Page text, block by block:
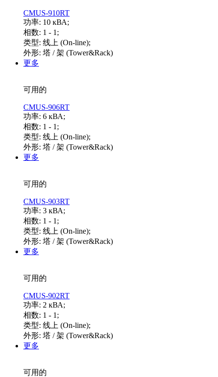
CMUS-910RT
功率: 10 кВА;
相数: 1 - 1;
类型: 线上 (On-line);
外形: 塔 / 架 (Tower&Rack)
更多
可用的
CMUS-906RT
功率: 6 кВА;
相数: 1 - 1;
类型: 线上 (On-line);
外形: 塔 / 架 (Tower&Rack)
更多
可用的
CMUS-903RT
功率: 3 кВА;
相数: 1 - 1;
类型: 线上 (On-line);
外形: 塔 / 架 (Tower&Rack)
更多
可用的
CMUS-902RT
功率: 2 кВА;
相数: 1 - 1;
类型: 线上 (On-line);
外形: 塔 / 架 (Tower&Rack)
更多
可用的